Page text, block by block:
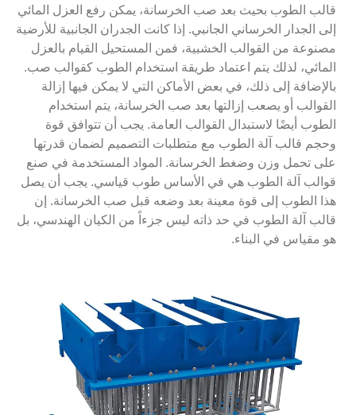
قالب الطوب بحيث بعد صب الخرسانة، يمكن رفع العزل المائي
إلى الجدار الخرساني الجانبي. إذا كانت الجدران الجانبية للأرضية
مصنوعة من القوالب الخشبية، فمن المستحيل القيام بالعزل
المائي، لذلك يتم اعتماد طريقة استخدام الطوب كقوالب صب.
بالإضافة إلى ذلك، في بعض الأماكن التي لا يمكن فيها إزالة
القوالب أو يصعب إزالتها بعد صب الخرسانة، يتم استخدام
الطوب أيضًا لاستبدال القوالب العامة. يجب أن تتوافق قوة
وحجم قالب آلة الطوب مع متطلبات التصميم لضمان قدرتها
على تحمل وزن وضغط الخرسانة. المواد المستخدمة في صنع
قوالب آلة الطوب هي في الأساس طوب قياسي. يجب أن يصل
هذا الطوب إلى قوة معينة بعد وضعه قبل صب الخرسانة. إن
قالب آلة الطوب في حد ذاته ليس جزءاً من الكيان الهندسي، بل
هو مقياس في البناء.